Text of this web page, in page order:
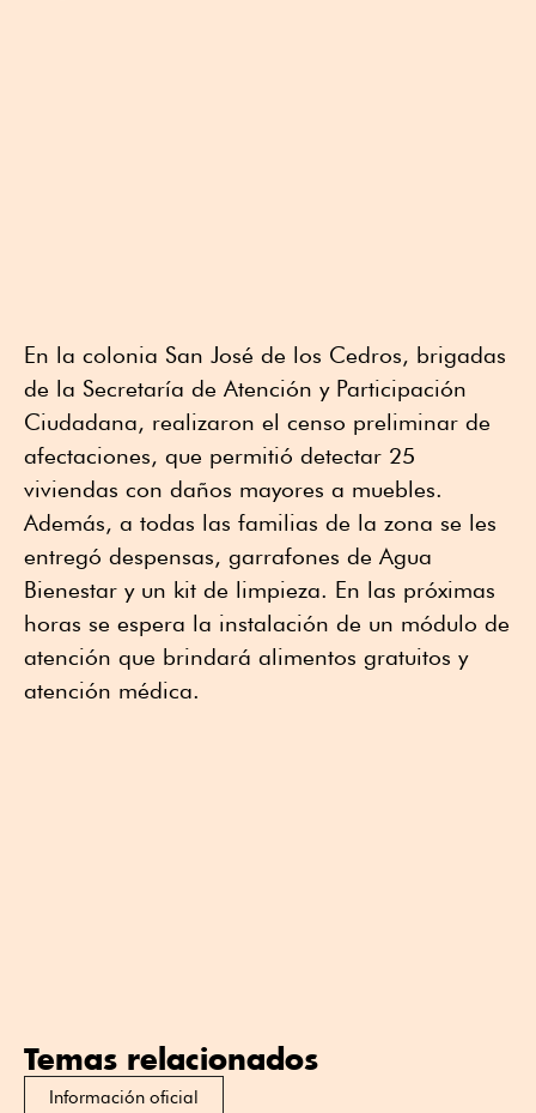
En la colonia San José de los Cedros, brigadas
de la Secretaría de Atención y Participación
Ciudadana, realizaron el censo preliminar de
afectaciones, que permitió detectar 25
viviendas con daños mayores a muebles.
Además, a todas las familias de la zona se les
entregó despensas, garrafones de Agua
Bienestar y un kit de limpieza. En las próximas
horas se espera la instalación de un módulo de
atención que brindará alimentos gratuitos y
atención médica.
Temas relacionados
Información oficial